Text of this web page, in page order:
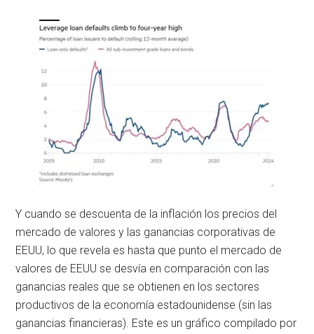
Y cuando se descuenta de la inflación los precios del
mercado de valores y las ganancias corporativas de
EEUU, lo que revela es hasta que punto el mercado de
valores de EEUU se desvía en comparación con las
ganancias reales que se obtienen en los sectores
productivos de la economía estadounidense (sin las
ganancias financieras). Este es un gráfico compilado por